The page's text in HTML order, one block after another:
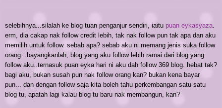
selebihnya...silalah ke blog tuan penganjur sendiri, iaitu puan eykasyaza.
erm, dia cakap nak follow credit lebih, tak nak follow pun tak apa dan aku
memilih untuk follow. sebab apa? sebab aku ni memang jenis suka follow
orang...bayangkanlah, blog yang aku follow lebih ramai dari blog yang
follow aku..ternasuk puan eyka hari ni aku dah follow 369 blog. hebat tak?
bagi aku, bukan susah pun nak follow orang kan? bukan kena bayar
pun... dan dengan follow saja kita boleh tahu perkembangan satu-satu
blog tu, apatah lagi kalau blog tu baru nak membangun, kan?